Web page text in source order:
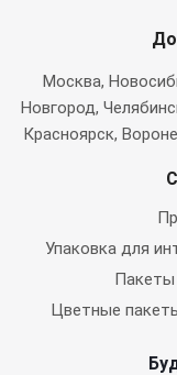
Москва,
Новгород,
Красноярск,
Упаковка для
Пакеты
Цветные